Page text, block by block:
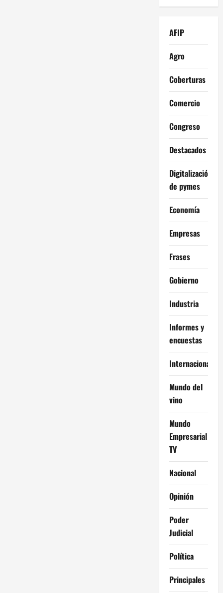
AFIP
Agro
Coberturas
Comercio
Congreso
Destacados
Digitalización
de pymes
Economía
Empresas
Frases
Gobierno
Industria
Informes y
encuestas
Internacional
Mundo del
vino
Mundo
Empresarial
TV
Nacional
Opinión
Poder
Judicial
Política
Principales